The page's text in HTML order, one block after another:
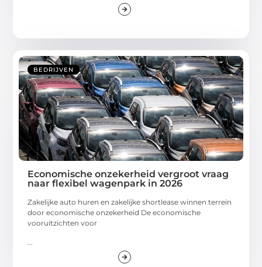
BEDRIJVEN
Economische onzekerheid vergroot vraag
naar flexibel wagenpark in 2026
Zakelijke auto huren en zakelijke shortlease winnen terrein
door economische onzekerheid De economische
vooruitzichten voor